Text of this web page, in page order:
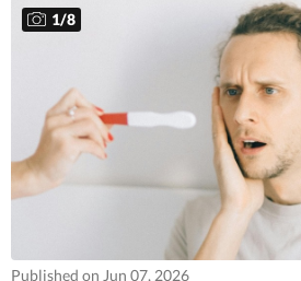
1/8
Published on Jun 07, 2026